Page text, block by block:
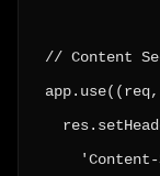
// Content